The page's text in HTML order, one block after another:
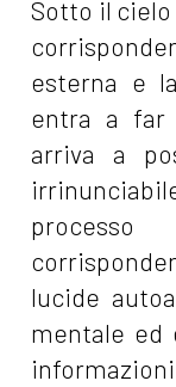
Sotto il cielo
esterna e
entra a far
arriva a
lucide
mentale ed